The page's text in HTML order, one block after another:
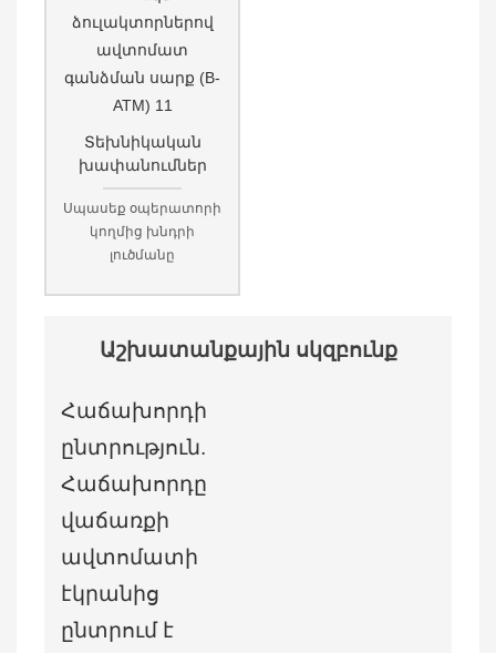
Տեխնիկական
խափանումներ
Սպասեք օպերատորի
կողմից խնդրի
լուծմանը
Աշխատանքային սկզբունք
Հաճախորդի
ընտրություն.
Հաճախորդը
վաճառքի
ավտոմատի
էկրանից
ընտրում է